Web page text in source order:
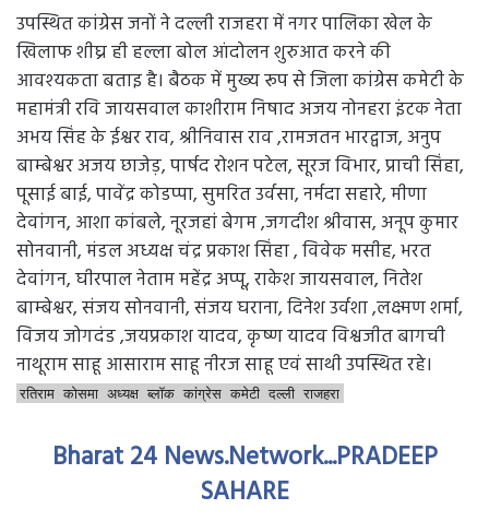
उपस्थित कांग्रेस जनों ने दल्ली राजहरा में नगर पालिका खेल के
खिलाफ शीघ्र ही हल्ला बोल आंदोलन शुरुआत करने की
आवश्यकता बताइ है। बैठक में मुख्य रूप से जिला कांग्रेस कमेटी के
महामंत्री रवि जायसवाल काशीराम निषाद अजय नोनहरा इंटक नेता
अभय सिंह के ईश्वर राव, श्रीनिवास राव ,रामजतन भारद्वाज, अनुप
बाम्बेश्वर अजय छाजेड़, पार्षद रोशन पटेल, सूरज विभार, प्राची सिंहा,
पूसाई बाई, पावेंद्र कोडप्पा, सुमरित उर्वसा, नर्मदा सहारे, मीणा
देवांगन, आशा कांबले, नूरजहां बेगम ,जगदीश श्रीवास, अनूप कुमार
सोनवानी, मंडल अध्यक्ष चंद्र प्रकाश सिंहा , विवेक मसीह, भरत
देवांगन, घीरपाल नेताम महेंद्र अप्पू, राकेश जायसवाल, नितेश
बाम्बेश्वर, संजय सोनवानी, संजय घराना, दिनेश उर्वशा ,लक्ष्मण शर्मा,
विजय जोगदंड ,जयप्रकाश यादव, कृष्ण यादव विश्वजीत बागची
नाथूराम साहू आसाराम साहू नीरज साहू एवं साथी उपस्थित रहे।
रतिराम कोसमा अध्यक्ष ब्लॉक कांग्रेस कमेटी दल्ली राजहरा
Bharat 24 News.Network...PRADEEP
SAHARE